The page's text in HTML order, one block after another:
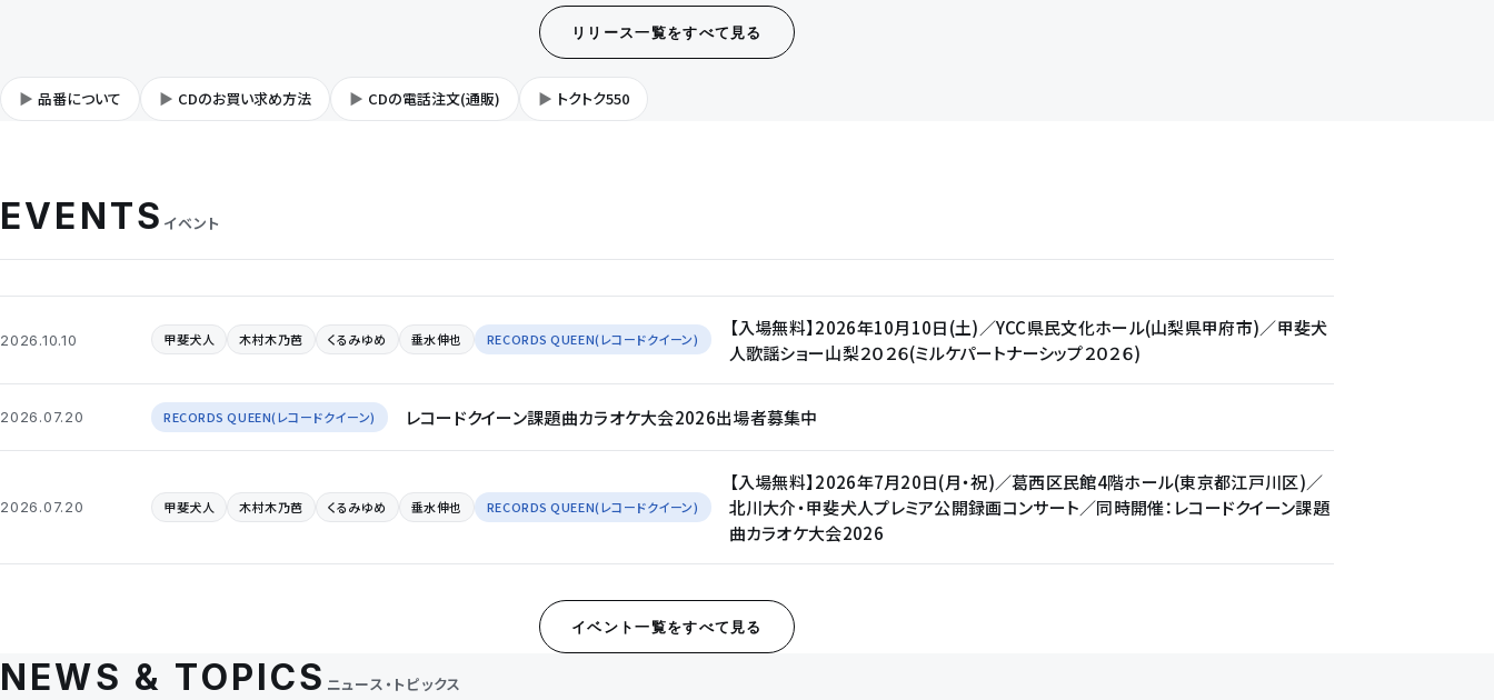
リリース一覧をすべて見る
品番について CDのお買い求め方法 CDの電話注文(通販) トクトク550
EVENTS イベント
2026.10.10 甲斐犬人 木村木乃芭 くるみゆめ 垂水伸也 RECORDS QUEEN(レコードクイーン)
【入場無料】2026年10月10日(土)／YCC県民文化ホール(山梨県甲府市)／甲斐犬
人歌謡ショー山梨２０２６(ミルケパートナーシップ２０２６)
2026.07.20 RECORDS QUEEN(レコードクイーン) レコードクイーン課題曲カラオケ大会2026出場者募集中
2026.07.20 甲斐犬人 木村木乃芭 くるみゆめ 垂水伸也 RECORDS QUEEN(レコードクイーン)
【入場無料】2026年7月20日(月・祝)／葛西区民館4階ホール(東京都江戸川区)／
北川大介・甲斐犬人プレミア公開録画コンサート／同時開催：レコードクイーン課題
曲カラオケ大会2026
イベント一覧をすべて見る
NEWS & TOPICS ニュース・トピックス